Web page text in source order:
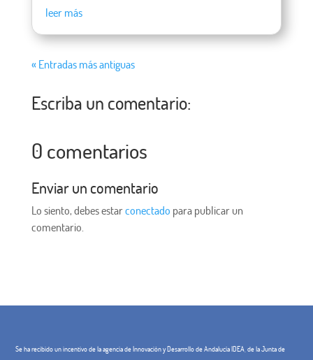
leer más
« Entradas más antiguas
Escriba un comentario:
0 comentarios
Enviar un comentario
Lo siento, debes estarconectado para publicar un
comentario.
Se ha recibido un incentivo de la agencia de Innovación y Desarrollo de Andalucía IDEA, de la Junta de